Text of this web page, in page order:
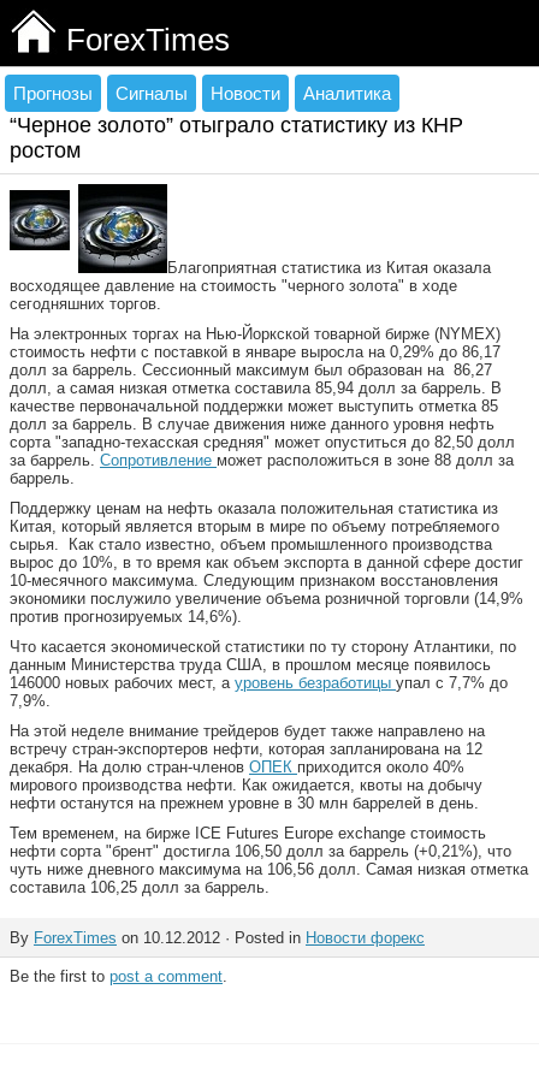
ForexTimes
Прогнозы Сигналы Новости Аналитика
“Черное золото” отыграло статистику из КНР
ростом
Благоприятная статистика из Китая оказала
восходящее давление на стоимость "черного золота" в ходе
сегодняшних торгов.
На электронных торгах на Нью-Йоркской товарной бирже (NYMEX)
стоимость нефти с поставкой в январе выросла на 0,29% до 86,17
долл за баррель. Сессионный максимум был образован на 86,27
долл, а самая низкая отметка составила 85,94 долл за баррель. В
качестве первоначальной поддержки может выступить отметка 85
долл за баррель. В случае движения ниже данного уровня нефть
сорта "западно-техасская средняя" может опуститься до 82,50 долл
за баррель. Сопротивление может расположиться в зоне 88 долл за
баррель.
Поддержку ценам на нефть оказала положительная статистика из
Китая, который является вторым в мире по объему потребляемого
сырья. Как стало известно, объем промышленного производства
вырос до 10%, в то время как объем экспорта в данной сфере достиг
10-месячного максимума. Следующим признаком восстановления
экономики послужило увеличение объема розничной торговли (14,9%
против прогнозируемых 14,6%).
Что касается экономической статистики по ту сторону Атлантики, по
данным Министерства труда США, в прошлом месяце появилось
146000 новых рабочих мест, а уровень безработицы упал с 7,7% до
7,9%.
На этой неделе внимание трейдеров будет также направлено на
встречу стран-экспортеров нефти, которая запланирована на 12
декабря. На долю стран-членов ОПЕК приходится около 40%
мирового производства нефти. Как ожидается, квоты на добычу
нефти останутся на прежнем уровне в 30 млн баррелей в день.
Тем временем, на бирже ICE Futures Europe exchange стоимость
нефти сорта "брент" достигла 106,50 долл за баррель (+0,21%), что
чуть ниже дневного максимума на 106,56 долл. Самая низкая отметка
составила 106,25 долл за баррель.
By ForexTimes on 10.12.2012 · Posted in Новости форекс
Be the first to post a comment.